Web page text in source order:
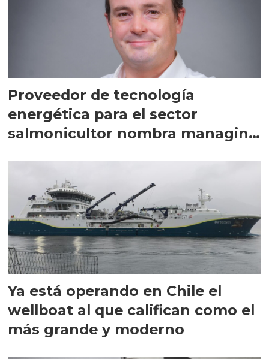
Proveedor de tecnología
energética para el sector
salmonicultor nombra managing
Ya está operando en Chile el
wellboat al que califican como el
más grande y moderno